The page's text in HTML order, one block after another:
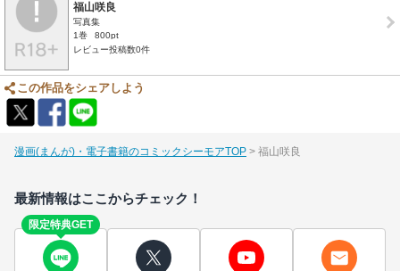
福山咲良
写真集
1巻
800pt
レビュー投稿数0件
この作品をシェアしよう
漫画(まんが)・電子書籍のコミックシーモアTOP 福山咲良
最新情報はここからチェック！
限定特典GET